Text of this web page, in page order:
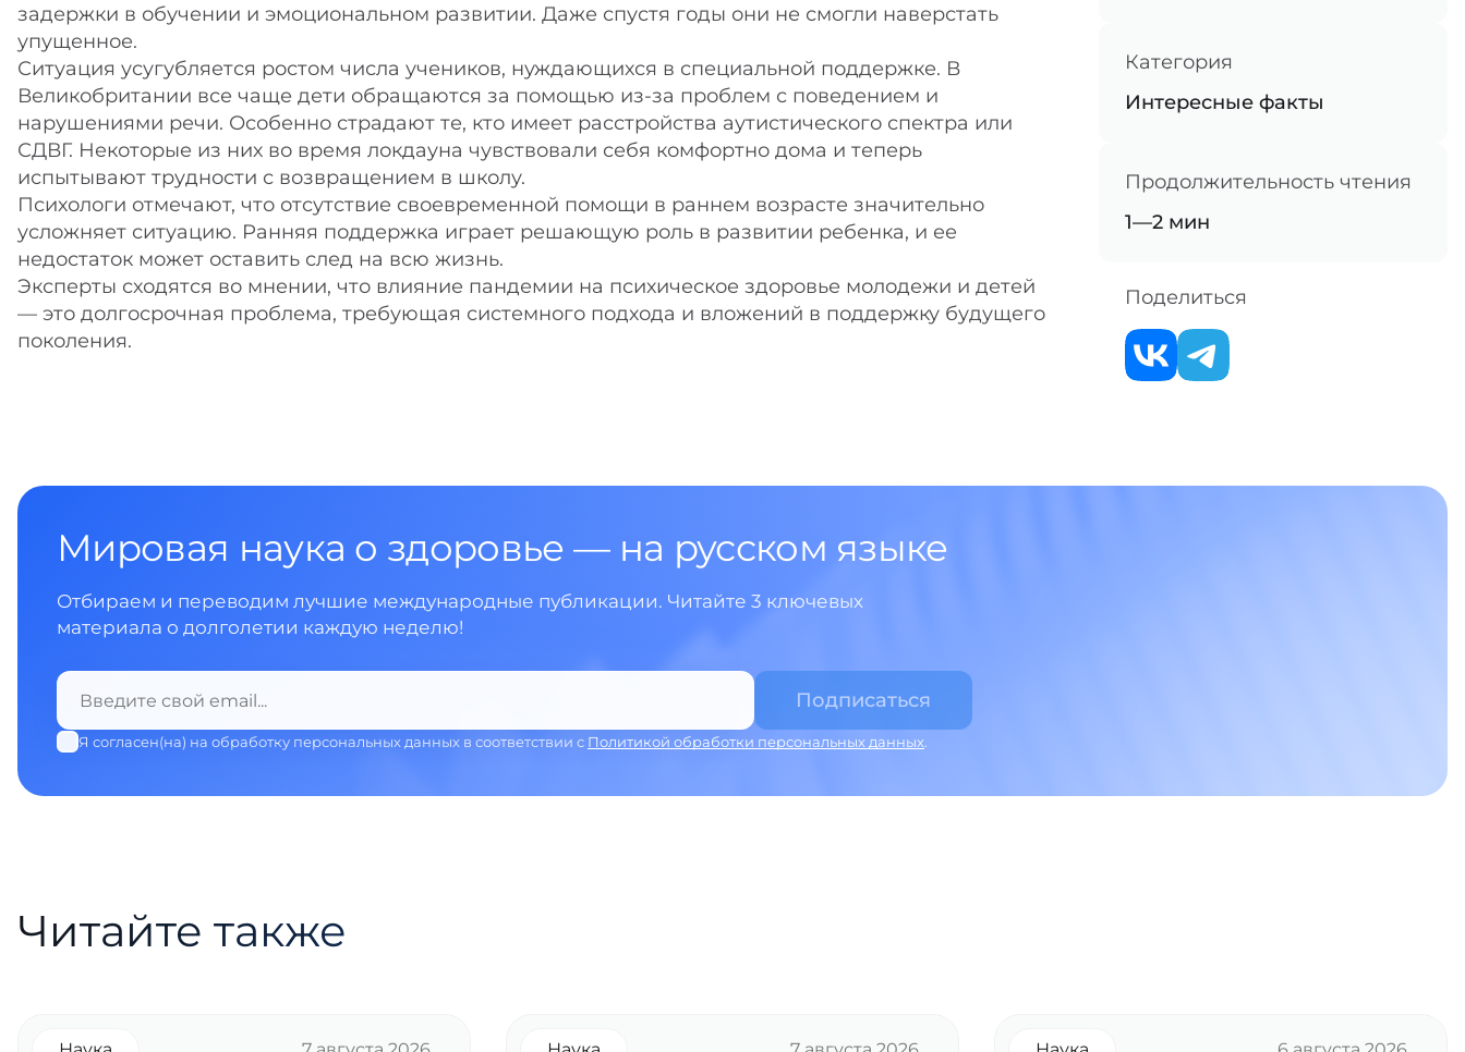
задержки в обучении и эмоциональном развитии. Даже спустя годы они не смогли наверстать
упущенное.
Ситуация усугубляется ростом числа учеников, нуждающихся в специальной поддержке. В
Великобритании все чаще дети обращаются за помощью из-за проблем с поведением и
нарушениями речи. Особенно страдают те, кто имеет расстройства аутистического спектра или
СДВГ. Некоторые из них во время локдауна чувствовали себя комфортно дома и теперь
испытывают трудности с возвращением в школу.
Психологи отмечают, что отсутствие своевременной помощи в раннем возрасте значительно
усложняет ситуацию. Ранняя поддержка играет решающую роль в развитии ребенка, и ее
недостаток может оставить след на всю жизнь.
Эксперты сходятся во мнении, что влияние пандемии на психическое здоровье молодежи и детей
— это долгосрочная проблема, требующая системного подхода и вложений в поддержку будущего
поколения.
Категория
Интересные факты
Продолжительность чтения
1—2 мин
Поделиться
Мировая наука о здоровье — на русском языке
Отбираем и переводим лучшие международные публикации. Читайте 3 ключевых
материала о долголетии каждую неделю!
Я согласен(на) на обработку персональных данных в соответствии с Политикой обработки персональных данных.
Читайте также